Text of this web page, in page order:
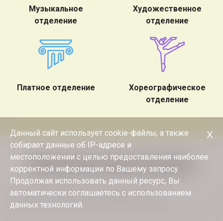
Музыкальное
отделение
Художественное
отделение
Платное отделение
Хореографическое
отделение
Образовательные ресурсы
Министерство культуры Российской Федерации
Данный сайт использует cookie-файлы, а также
собирает данные об IP-адресе и
местоположении с целью предоставления наиболее
корректной информации по Вашему запросу.
Продолжая использовать данный ресурс, Вы
автоматически соглашаетесь с использованием
данных технологий.
Х